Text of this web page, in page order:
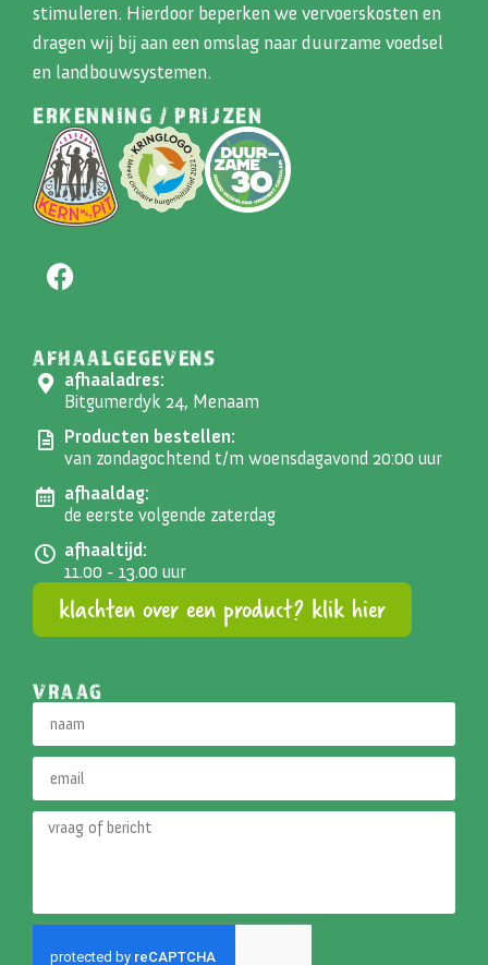
stimuleren. Hierdoor beperken we vervoerskosten en
dragen wij bij aan een omslag naar duurzame voedsel
en landbouwsystemen.
ERKENNING / PRIJZEN
AFHAALGEGEVENS
afhaaladres:
Bitgumerdyk 24, Menaam
Producten bestellen:
van zondagochtend t/m woensdagavond 20:00 uur
afhaaldag:
de eerste volgende zaterdag
afhaaltijd:
11.00 - 13.00 uur
klachten over een product? klik hier
VRAAG